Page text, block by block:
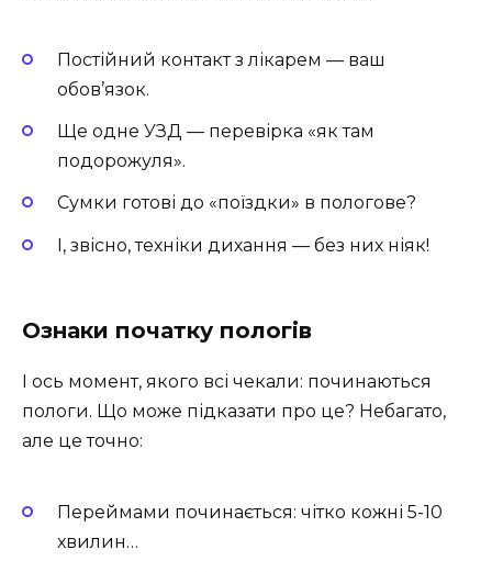
Постійний контакт з лікарем — ваш
обов’язок.
Ще одне УЗД — перевірка «як там
подорожуля».
Сумки готові до «поїздки» в пологове?
І, звісно, техніки дихання — без них ніяк!
Ознаки початку пологів
І ось момент, якого всі чекали: починаються
пологи. Що може підказати про це? Небагато,
але це точно:
Переймами починається: чітко кожні 5-10
хвилин…